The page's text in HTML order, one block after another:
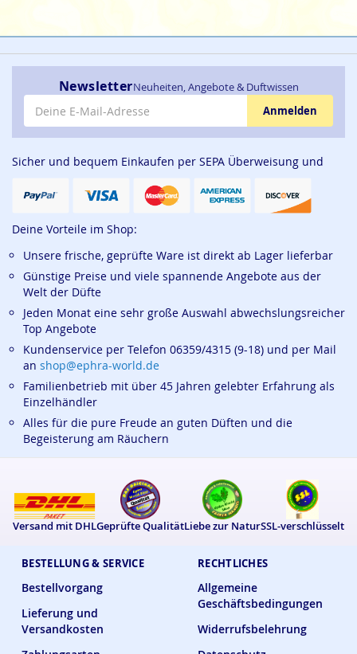
BESTELLUNG & SERVICE
Bestellvorgang
Lieferung und
Versandkosten
RECHTLICHES
Allgemeine
Geschäftsbedingungen
Widerrufsbelehrung
NewsletterNeuheiten, Angebote & Duftwissen
E-Mail-Adresse
Anmelden
Sicher und bequem Einkaufen per SEPA Überweisung und
Deine Vorteile im Shop:
Unsere frische, geprüfte Ware ist direkt ab Lager lieferbar
Günstige Preise und viele spannende Angebote aus der
Welt der Düfte
Jeden Monat eine sehr große Auswahl abwechslungsreicher
Top Angebote
Kundenservice per Telefon 06359/4315 (9-18) und per Mail
an shop@ephra-world.de
Familienbetrieb mit über 45 Jahren gelebter Erfahrung als
Einzelhändler
Alles für die pure Freude an guten Düften und die
Begeisterung am Räuchern
Versand mit DHLGeprüfte QualitätLiebe zur NaturSSL-verschlüsselt